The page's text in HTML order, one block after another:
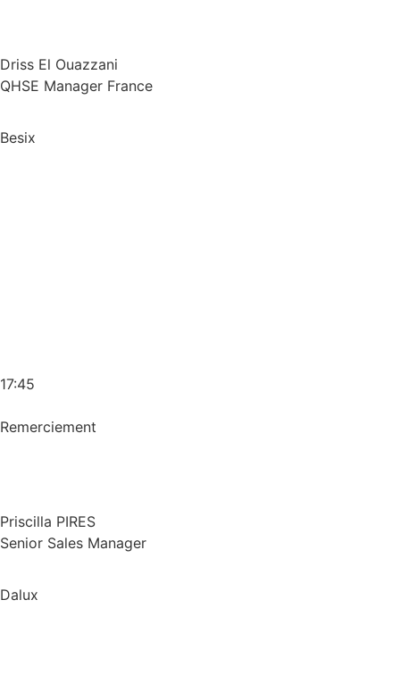
Driss El Ouazzani
QHSE Manager France
Besix
17:45
Remerciement
Priscilla PIRES
Senior Sales Manager
Dalux